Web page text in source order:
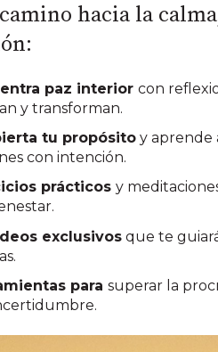
hacia la
paz interiorcon
y transforman.
tu propósito y aprende
con intención.
prácticosy
exclusivos que te
parasuperar la